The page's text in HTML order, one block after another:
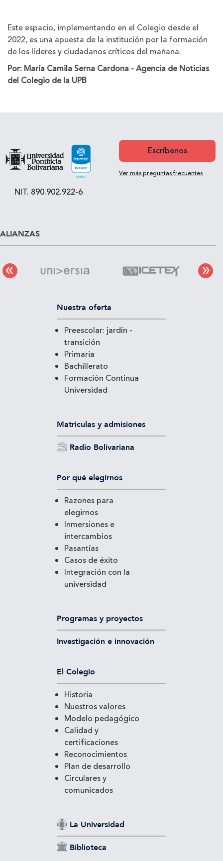
Este espacio, implementando en el Colegio desde el
2022, es una apuesta de la institución por la formación
de los líderes y ciudadanos críticos del mañana.
Por: María Camila Serna Cardona - Agencia de Noticias
del Colegio de la UPB
NIT. 890.902.922-6
Escríbenos
Ver más preguntas frecuentes
ALIANZAS
Nuestra oferta
Preescolar: jardín -
transición
Primaria
Bachillerato
Formación Continua
Universidad
Matriculas y admisiones
Radio Bolivariana
Por qué elegirnos
Razones para
elegirnos
Inmersiones e
intercambios
Pasantías
Casos de éxito
Integración con la
universidad
Programas y proyectos
Investigación e innovación
El Colegio
Historia
Nuestros valores
Modelo pedagógico
Calidad y
certificaciones
Reconocimientos
Plan de desarrollo
Circulares y
comunicados
La Universidad
Biblioteca